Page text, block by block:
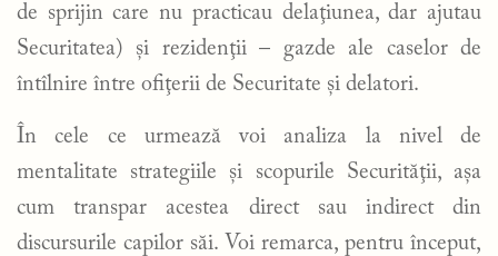
de sprijin care nu practicau delaţiunea, dar ajutau
Securitatea) şi rezidenţii – gazde ale caselor de
întîlnire între ofiţerii de Securitate şi delatori.
În cele ce urmează voi analiza la nivel de
mentalitate strategiile şi scopurile Securităţii, aşa
cum transpar acestea direct sau indirect din
discursurile capilor săi. Voi remarca, pentru început,